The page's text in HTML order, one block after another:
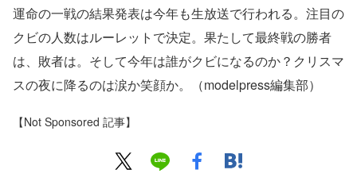
運命の一戦の結果発表は今年も生放送で行われる。注目の
クビの人数はルーレットで決定。果たして最終戦の勝者
は、敗者は。そして今年は誰がクビになるのか？クリスマ
スの夜に降るのは涙か笑顔か。（modelpress編集部）
【Not Sponsored 記事】